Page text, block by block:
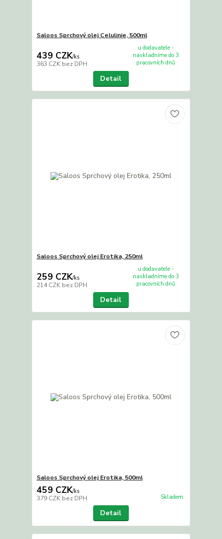
Saloos Sprchový olej Celulinie, 500ml
439 CZK/ks
363 CZK bez DPH
u dodavatele -
naskladníme do 3
pracovních dnů
Detail
Saloos Sprchový olej Erotika, 250ml
259 CZK/ks
214 CZK bez DPH
u dodavatele -
naskladníme do 3
pracovních dnů
Detail
Saloos Sprchový olej Erotika, 500ml
459 CZK/ks
379 CZK bez DPH Skladem
Detail